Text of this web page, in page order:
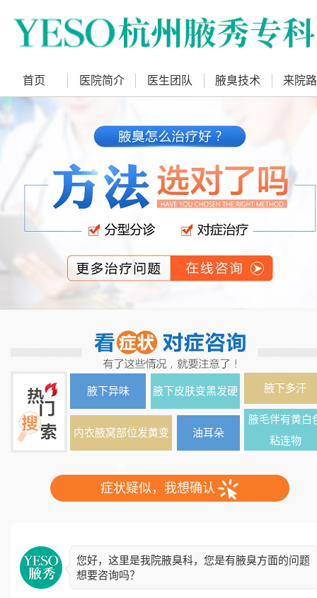
首页 医院简介 医生团队 腋臭技术 来院
腋下异味 腋下皮肤变黑发硬 腋下多汗
内衣腋窝部位发黄变 油耳朵
腋毛伴有黄白
粘连物
症状疑似，我想确认
您好，这里是我院腋臭科，您是有腋臭方面的问题
想要咨询吗？